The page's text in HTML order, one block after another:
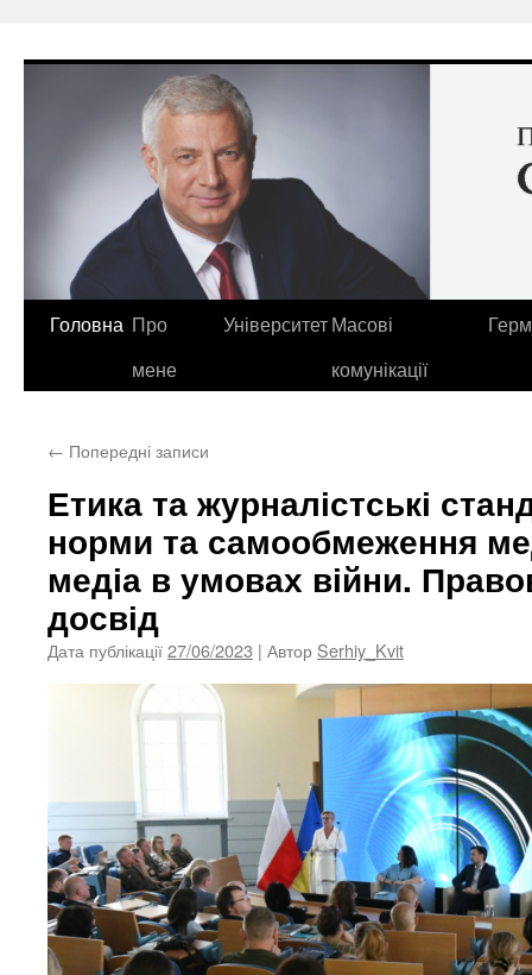
до
Головна Про
мене
УніверситетМасові
комунікації
← Попередні записи
Етика та журналістські
норми та самообмеження
медіа в умовах війни.
досвід
Дата публікації27/06/2023 | Автор Serhiy_Kvit